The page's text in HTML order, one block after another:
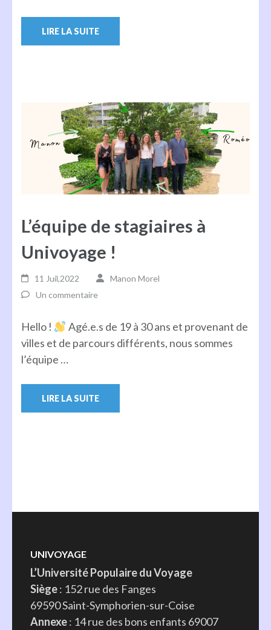
LIRE LA SUITE
L’équipe de stagiaires à
Univoyage !
11 Juil,2022
Manon Morel
Un commentaire
Hello !
Agé.e.s de 19 à 30 ans et provenant de
villes et de parcours différents, nous sommes
l’équipe …
LIRE LA SUITE
UNIVOYAGE
L’Université Populaire du Voyage
Siège: 152 rue des Fanges
69590 Saint-Symphorien-sur-Coise
Annexe: 14 rue des bons enfants 69007